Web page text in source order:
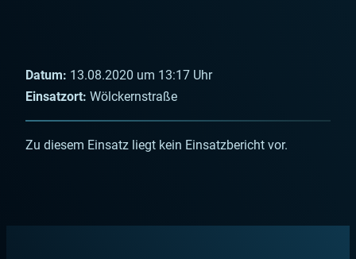
Datum: 13.08.2020 um 13:17 Uhr
Einsatzort: Wölckernstraße
Zu diesem Einsatz liegt kein Einsatzbericht vor.